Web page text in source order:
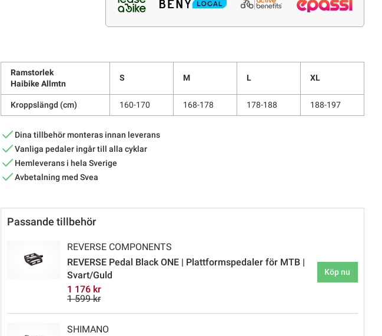
Ramstorlek
Haibike Allmtn
S M L XL
Kroppslängd (cm) 160-170 168-178 178-188 188-197
Dina tillbehör monteras innan leverans
Vanliga pedaler ingår till alla cyklar
Hemleverans i hela Sverige
Avbetalning med Svea
Passande tillbehör
REVERSE COMPONENTS
REVERSE Pedal Black ONE | Plattformspedaler för MTB |
Svart/Guld
1 176 kr
1 599 kr
Köp nu
SHIMANO